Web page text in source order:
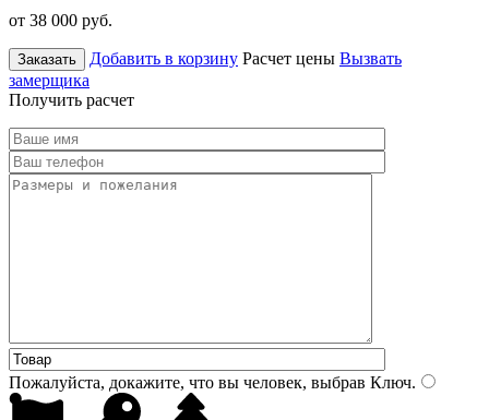
от 38 000 руб.
Заказать Добавить в корзину Расчет цены Вызвать
замерщика
Получить расчет
Пожалуйста, докажите, что вы человек, выбрав Ключ.